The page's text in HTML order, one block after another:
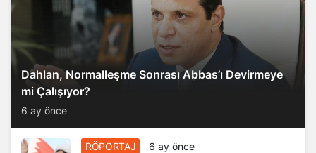
Dahlan, Normalleşme Sonrası Abbas’ı Devirmeye
mi Çalışıyor?
6 ay önce
RÖPORTAJ 6 ay önce